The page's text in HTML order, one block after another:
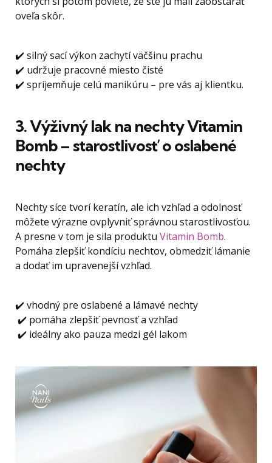
oveľa skôr.
✔️ silný sací výkon zachytí väčšinu prachu
✔️ udržuje pracovné miesto čisté
✔️ spríjemňuje celú manikúru – pre vás aj klientku.
3. Výživný lak na nechty Vitamin
Bomb – starostlivosť o oslabené
nechty
Nechty síce tvorí keratín, ale ich vzhľad a odolnosť
môžete výrazne ovplyvniť správnou starostlivosťou.
A presne v tom je sila produktu Vitamin Bomb.
Pomáha zlepšiť kondíciu nechtov, obmedziť lámanie
a dodať im upravenejší vzhľad.
✔️ vhodný pre oslabené a lámavé nechty
✔️ pomáha zlepšiť pevnosť a vzhľad
✔️ ideálny ako pauza medzi gél lakom